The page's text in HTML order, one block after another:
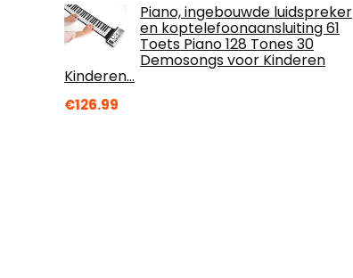
Piano, ingebouwde luidspreker
en koptelefoonaansluiting 61
Toets Piano 128 Tones 30
Demosongs voor Kinderen
Kinderen…
€126.99